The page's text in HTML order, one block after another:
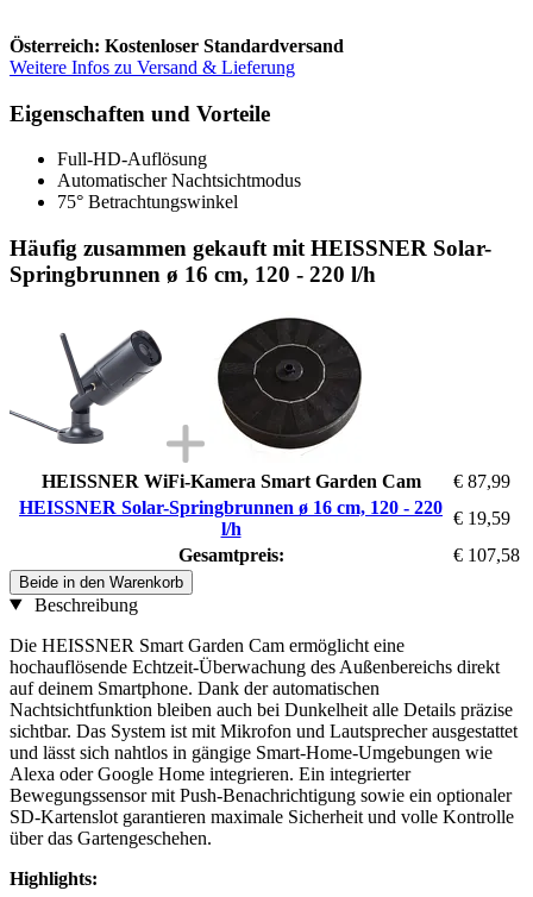
Österreich: Kostenloser Standardversand
Weitere Infos zu Versand & Lieferung
Eigenschaften und Vorteile
Full-HD-Auflösung
Automatischer Nachtsichtmodus
75° Betrachtungswinkel
Häufig zusammen gekauft mit HEISSNER Solar-
Springbrunnen ø 16 cm, 120 - 220 l/h
HEISSNER WiFi-Kamera Smart Garden Cam
€ 87,99
HEISSNER Solar-Springbrunnen ø 16 cm, 120 - 220
l/h
€ 19,59
Gesamtpreis:
€ 107,58
Beide in den Warenkorb
Beschreibung
Die HEISSNER Smart Garden Cam ermöglicht eine
hochauflösende Echtzeit-Überwachung des Außenbereichs direkt
auf deinem Smartphone. Dank der automatischen
Nachtsichtfunktion bleiben auch bei Dunkelheit alle Details präzise
sichtbar. Das System ist mit Mikrofon und Lautsprecher ausgestattet
und lässt sich nahtlos in gängige Smart-Home-Umgebungen wie
Alexa oder Google Home integrieren. Ein integrierter
Bewegungssensor mit Push-Benachrichtigung sowie ein optionaler
SD-Kartenslot garantieren maximale Sicherheit und volle Kontrolle
über das Gartengeschehen.
Highlights: